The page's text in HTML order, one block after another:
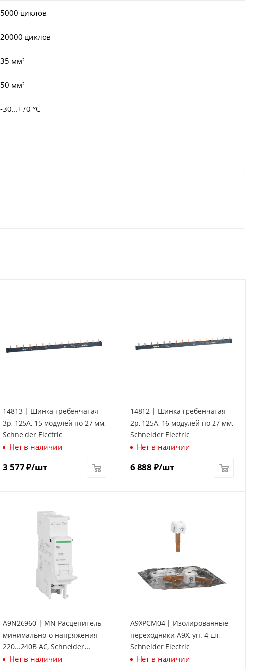
5000 циклов
20000 циклов
35 мм²
50 мм²
-30...+70 °С
14813 | Шинка гребенчатая
3p, 125А, 15 модулей по 27 мм,
Schneider Electric
Нет в наличии
3 577₽/шт
14812 | Шинка гребенчатая
2p, 125А, 16 модулей по 27 мм,
Schneider Electric
Нет в наличии
6 888 ₽/шт
A9N26960 | MN Расцепитель
минимального напряжения
220...240В AC, Schneider
Electric
Нет в наличии
A9XPCM04 | Изолированные
переходники A9X, уп. 4 шт,
Schneider Electric
Нет в наличии